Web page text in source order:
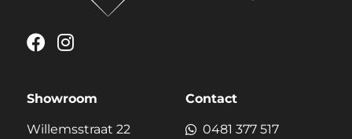
Showroom
Willemsstraat 22
Contact
0481 377 517